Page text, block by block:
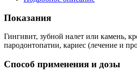
Показания
Гингивит, зубной налет или камень,
пародонтопатии, кариес (лечение и
Способ применения и дозы